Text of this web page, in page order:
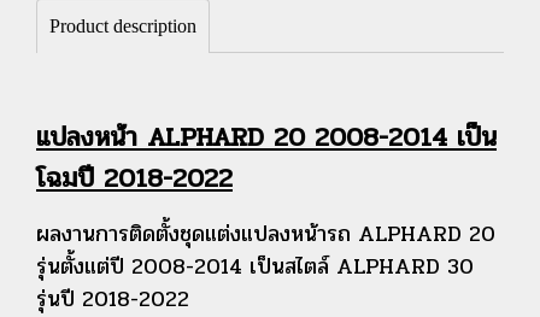
Product description
แปลงหน้า ALPHARD 20 2008-2014 เป็น
โฉมปี 2018-2022
ผลงานการติดตั้งชุดแต่งแปลงหน้ารถ ALPHARD 20
รุ่นตั้งแต่ปี 2008-2014 เป็นสไตล์ ALPHARD 30
รุ่นปี 2018-2022